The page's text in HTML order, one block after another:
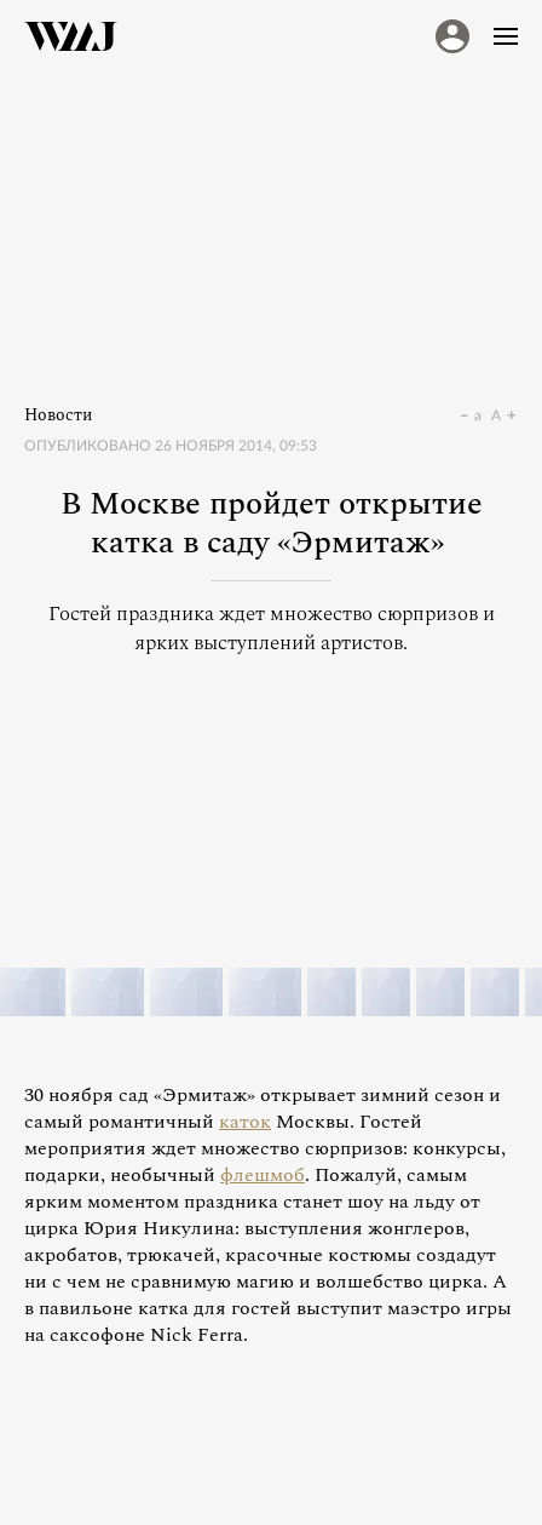
Новости
ОПУБЛИКОВАНО 26 НОЯБРЯ 2014, 09:53
a A
В Москве пройдет открытие
катка в саду «Эрмитаж»
Гостей праздника ждет множество сюрпризов и
ярких выступлений артистов.
30 ноября сад «Эрмитаж» открывает зимний сезон и
самый романтичный каток Москвы. Гостей
мероприятия ждет множество сюрпризов: конкурсы,
подарки, необычный флешмоб. Пожалуй, самым
ярким моментом праздника станет шоу на льду от
цирка Юрия Никулина: выступления жонглеров,
акробатов, трюкачей, красочные костюмы создадут
ни с чем не сравнимую магию и волшебство цирка. А
в павильоне катка для гостей выступит маэстро игры
на саксофоне Nick Ferra.